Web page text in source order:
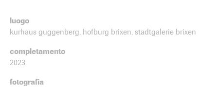
luogo
kurhaus guggenberg, hofburg brixen, stadtgalerie brixen
completamento
2023
fotografia